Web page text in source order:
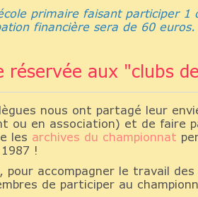
primaire faisant participer 1
financière sera de 60 euros.
réservée aux "clubs
nous ont partagé leur
ou en association) et de faire
les archives du championnat
!
pour accompagner le travail
de participer au